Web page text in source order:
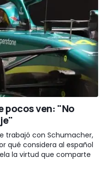
pocos ven: "No
trabajó con Schumacher,
qué considera al español
la virtud que comparte